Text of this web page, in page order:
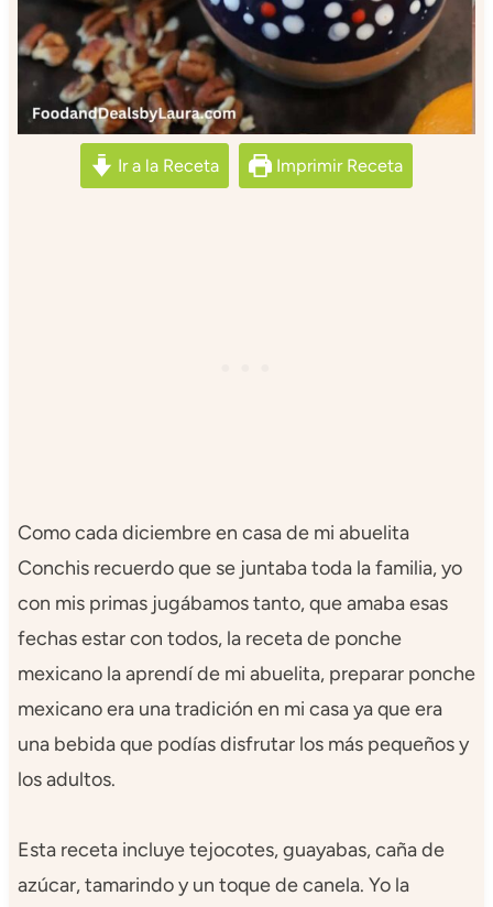
Ir a la Receta Imprimir Receta
Como cada diciembre en casa de mi abuelita
Conchis recuerdo que se juntaba toda la familia, yo
con mis primas jugábamos tanto, que amaba esas
fechas estar con todos, la receta de ponche
mexicano la aprendí de mi abuelita, preparar ponche
mexicano era una tradición en mi casa ya que era
una bebida que podías disfrutar los más pequeños y
los adultos.
Esta receta incluye tejocotes, guayabas, caña de
azúcar, tamarindo y un toque de canela. Yo la